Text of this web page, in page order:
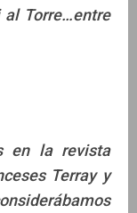
al Torre…entre
en la revista
Terray y